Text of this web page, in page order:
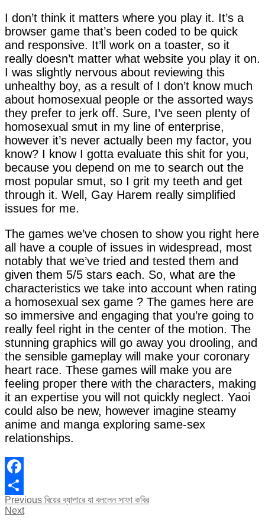
I don’t think it matters where you play it. It’s a
browser game that’s been coded to be quick
and responsive. It’ll work on a toaster, so it
really doesn’t matter what website you play it on.
I was slightly nervous about reviewing this
unhealthy boy, as a result of I don’t know much
about homosexual people or the assorted ways
they prefer to jerk off. Sure, I’ve seen plenty of
homosexual smut in my line of enterprise,
however it’s never actually been my factor, you
know? I know I gotta evaluate this shit for you,
because you depend on me to search out the
most popular smut, so I grit my teeth and get
through it. Well, Gay Harem really simplified
issues for me.
The games we’ve chosen to show you right here
all have a couple of issues in widespread, most
notably that we’ve tried and tested them and
given them 5/5 stars each. So, what are the
characteristics we take into account when rating
a homosexual sex game ? The games here are
so immersive and engaging that you’re going to
really feel right in the center of the motion. The
stunning graphics will go away you drooling, and
the sensible gameplay will make your coronary
heart race. These games will make you are
feeling proper there with the characters, making
it an expertise you will not quickly neglect. Yaoi
could also be new, however imagine steamy
anime and manga exploring same-sex
relationships.
Facebook
Share
Post
Previous Previous
বিয়ের ব্যাপারে যা বললেন সাফা কবির
NextNext